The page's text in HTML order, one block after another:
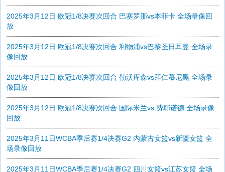
2025年3月12日 欧冠1/8决赛次回合 巴塞罗那vs本菲卡 全场录像回
放
2025年3月12日 欧冠1/8决赛次回合 利物浦vs巴黎圣日耳曼 全场录
像回放
2025年3月12日 欧冠1/8决赛次回合 勒沃库森vs拜仁慕尼黑 全场录
像回放
2025年3月12日 欧冠1/8决赛次回合 国际米兰vs 费耶诺德 全场录像
回放
2025年3月11日WCBA季后赛1/4决赛G2 内蒙古女篮vs新疆女篮 全
场录像回放
2025年3月11日WCBA季后赛1/4决赛G2 四川女篮vs江苏女篮 全场